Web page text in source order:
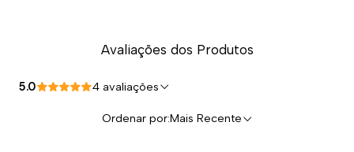
Avaliações dos Produtos
5.0 4 avaliações
Ordenar por:Mais Recente